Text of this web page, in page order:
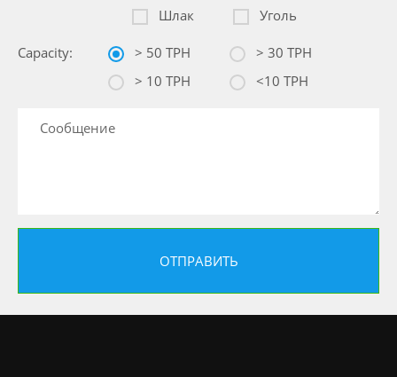
Шлак
Уголь
Capacity: > 50 TPH
> 30 TPH
> 10 TPH
<10 TPH